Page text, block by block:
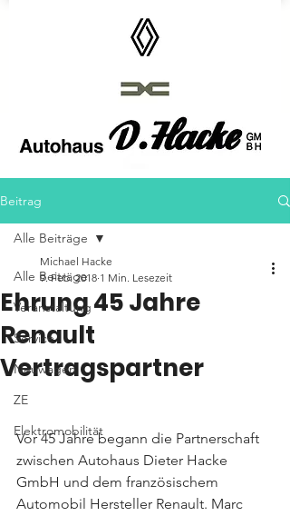
Autohaus D.Hacke GmbH
Beitrag
Alle Beiträge
Veranstaltung
Service
Neuwagen
ZE
Elektromobilität
Alle Beiträge
Ehrung 45 Jahre
Renault
Vertragspartner
Michael Hacke
9. Feb. 2018 1 Min. Lesezeit
Vor 45 Jahre begann die Partnerschaft
zwischen Autohaus Dieter Hacke
GmbH und dem französischem
Automobil Hersteller Renault. Marc